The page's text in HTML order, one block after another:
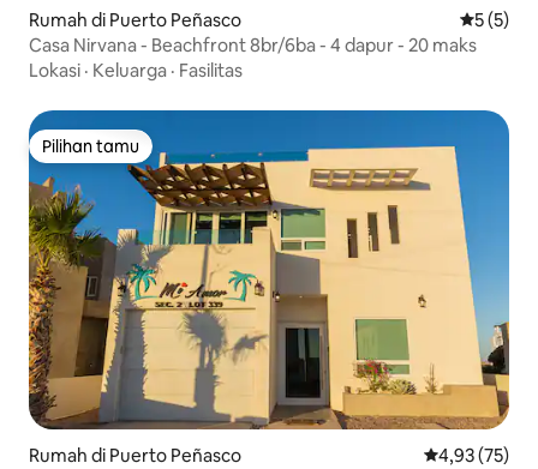
Rumah di Puerto Peñasco Nilai
5 (5)
Casa Nirvana - Beachfront 8br/6ba - 4 dapur - 20 maks
Lokasi · Keluarga · Fasilitas
Pilihan tamu
Pilihan tamu
Rumah di Puerto Peñasco Nilai rata-rata
4,93 (75)